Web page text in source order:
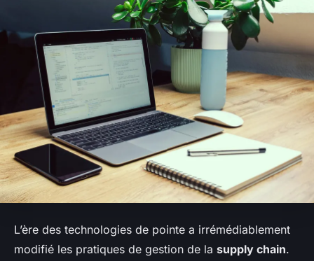
L’ère des technologies de pointe a irrémédiablement
modifié les pratiques de gestion de la supply chain.